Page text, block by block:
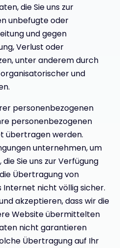
die Sie uns zur
unbefugte oder
und gegen
Verlust oder
unter anderem durch
und
personenbezogenen
personenbezogenen
übertragen werden.
unternehmen, um
Sie uns zur Verfügung
Übertragung von
nicht völlig sicher.
akzeptieren, dass wir die
Website übermittelten
nicht garantieren
Übertragung auf Ihr